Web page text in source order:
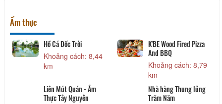
Ẩm thực
Hồ Cá Dốc Trời
Khoảng cách: 8,44
km
K'BE Wood Fired Pizza
And BBQ
Khoảng cách: 8,79
km
Liên Mút Quán - Ẩm
Thực Tây Nguyên
Nhà hàng Thung lũng
Trăm Năm